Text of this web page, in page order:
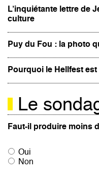
L’inquiétante lettre de
culture
Puy du Fou : la photo
Pourquoi le Hellfest
Le
Faut-il produire moins
Oui
Non